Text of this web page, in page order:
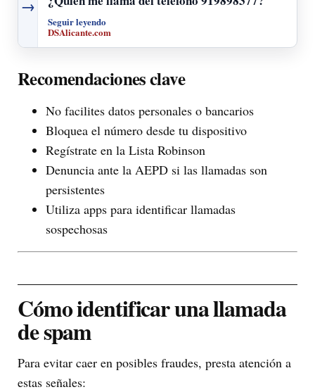
→
Seguir leyendo
DSAlicante.com
Recomendaciones clave
No facilites datos personales o bancarios
Bloquea el número desde tu dispositivo
Regístrate en la Lista Robinson
Denuncia ante la AEPD si las llamadas son
persistentes
Utiliza apps para identificar llamadas
sospechosas
Cómo identificar una llamada
de spam
Para evitar caer en posibles fraudes, presta atención a
estas señales: